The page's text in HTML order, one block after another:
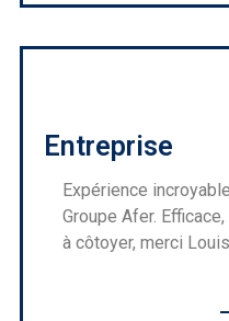
Entreprise
Expérience
Groupe Afer.
à côtoyer, merci